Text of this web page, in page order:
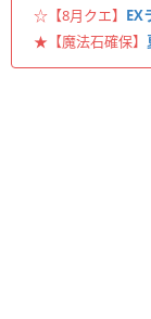
☆【8月クエ】 EX
★【魔法石確保】